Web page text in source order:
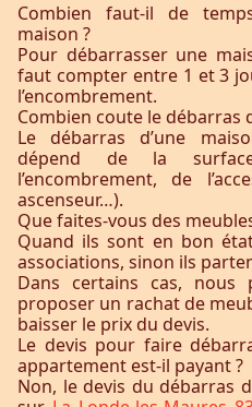
Combien faut-il de
maison ?
Pour débarrasser une
faut compter entre 1 et 3
l’encombrement.
Combien coute le débarras
Le débarras d’une
dépend de la
l’encombrement, de
ascenseur…).
Que faites-vous des
Quand ils sont en bon
associations, sinon ils
Dans certains cas, nous
proposer un rachat de
baisser le prix du devis.
Le devis pour faire
appartement est-il payant ?
Non, le devis du débarras